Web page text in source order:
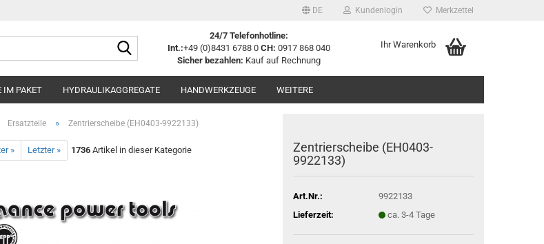
DE Kundenlogin Merkzettel
24/7 Telefonhotline:
Int.:+49 (0)8431 6788 0 CH: 0917 868 040
Sicher bezahlen: Kauf auf Rechnung
Ihr Warenkorb
IM PAKET HYDRAULIKAGGREGATE HANDWERKZEUGE WEITERE
Ersatzteile » Zentrierscheibe (EH0403-9922133)
» Letzter » 1736Artikel in dieser Kategorie
Zentrierscheibe (EH0403-
9922133)
Art.Nr.:
9922133
Lieferzeit:
ca. 3-4 Tage